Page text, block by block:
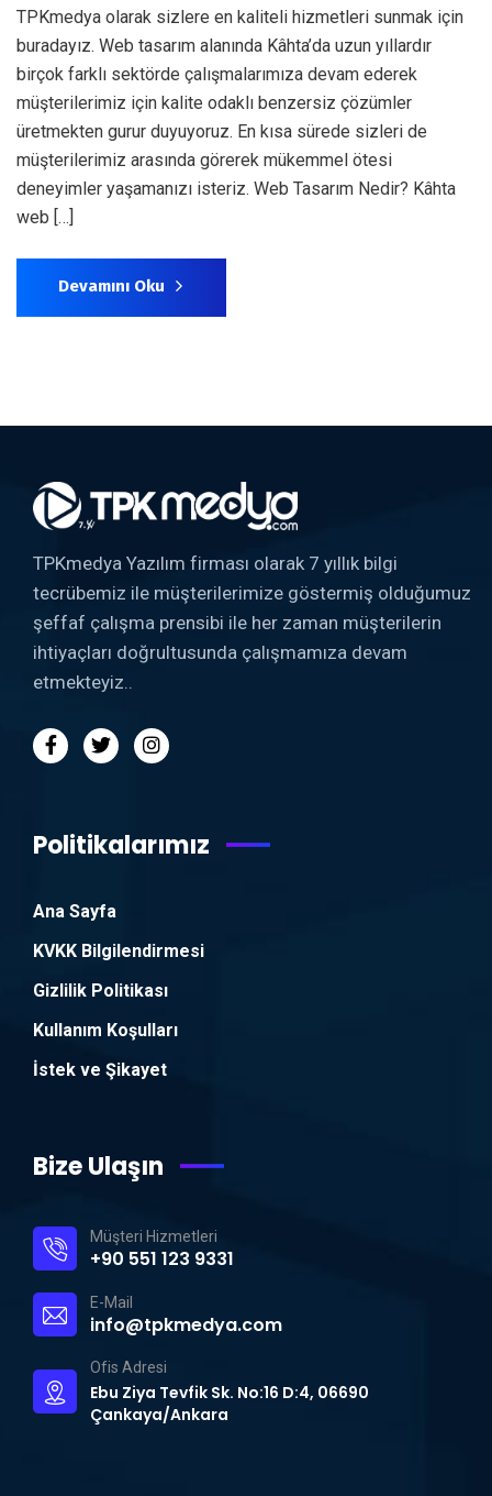
TPKmedya olarak sizlere en kaliteli hizmetleri sunmak için
buradayız. Web tasarım alanında Kâhta’da uzun yıllardır
birçok farklı sektörde çalışmalarımıza devam ederek
müşterilerimiz için kalite odaklı benzersiz çözümler
üretmekten gurur duyuyoruz. En kısa sürede sizleri de
müşterilerimiz arasında görerek mükemmel ötesi
deneyimler yaşamanızı isteriz. Web Tasarım Nedir? Kâhta
web […]
Devamını Oku
TPKmedya Yazılım firması olarak 7 yıllık bilgi
tecrübemiz ile müşterilerimize göstermiş olduğumuz
şeffaf çalışma prensibi ile her zaman müşterilerin
ihtiyaçları doğrultusunda çalışmamıza devam
etmekteyiz..
Politikalarımız
Ana Sayfa
KVKK Bilgilendirmesi
Gizlilik Politikası
Kullanım Koşulları
İstek ve Şikayet
Bize Ulaşın
Müşteri Hizmetleri
+90 551 123 9331
E-Mail
info@tpkmedya.com
Ofis Adresi
Ebu Ziya Tevfik Sk. No:16 D:4, 06690
Çankaya/Ankara